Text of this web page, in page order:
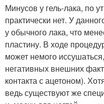
Минусов у гель-лака, по
практически нет. У
у обычного лака, что
пластину. В ходе
может немого
негативных внешних
контакта с ацетоном).
ведь существуют же